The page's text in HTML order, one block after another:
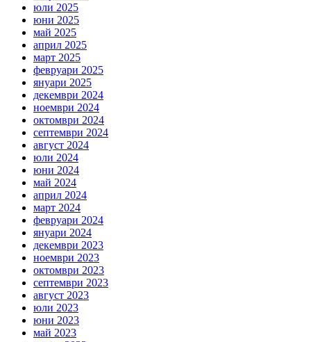
юли 2025
юни 2025
май 2025
април 2025
март 2025
февруари 2025
януари 2025
декември 2024
ноември 2024
октомври 2024
септември 2024
август 2024
юли 2024
юни 2024
май 2024
април 2024
март 2024
февруари 2024
януари 2024
декември 2023
ноември 2023
октомври 2023
септември 2023
август 2023
юли 2023
юни 2023
май 2023